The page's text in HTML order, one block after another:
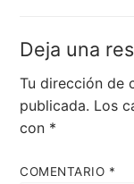
Deja una
Tu dirección de
publicada. Los
con *
COMENTARIO *